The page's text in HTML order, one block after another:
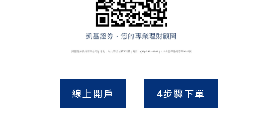
線上開戶 4步驟下單